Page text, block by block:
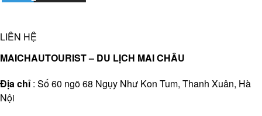
LIÊN HỆ
MAICHAUTOURIST – DU LỊCH MAI CHÂU
Địa chỉ : Số 60 ngõ 68 Ngụy Như Kon Tum, Thanh Xuân, Hà
Nội